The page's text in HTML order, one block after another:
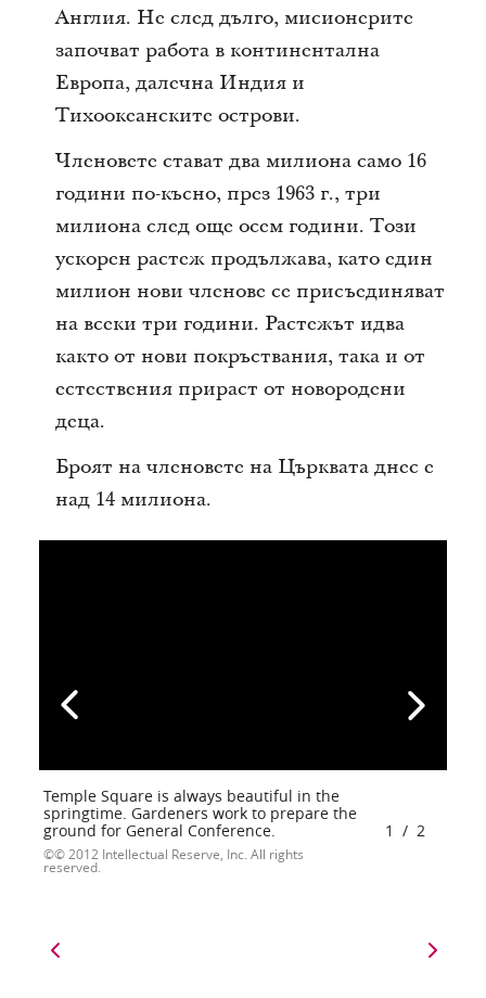
Англия. Не след дълго, мисионерите
започват работа в континентална
Европа, далечна Индия и
Тихоокеанските острови.
Членовете стават два милиона само 16
години по-късно, през 1963 г., три
милиона след още осем години. Този
ускорен растеж продължава, като един
милион нови членове се присъединяват
на всеки три години. Растежът идва
както от нови покръствания, така и от
естествения прираст от новородени
деца.
Броят на членовете на Църквата днес е
над 14 милиона.
Temple Square is always beautiful in the
springtime. Gardeners work to prepare the
ground for General Conference.
© 2012 Intellectual Reserve, Inc. All rights
reserved.
1 / 2